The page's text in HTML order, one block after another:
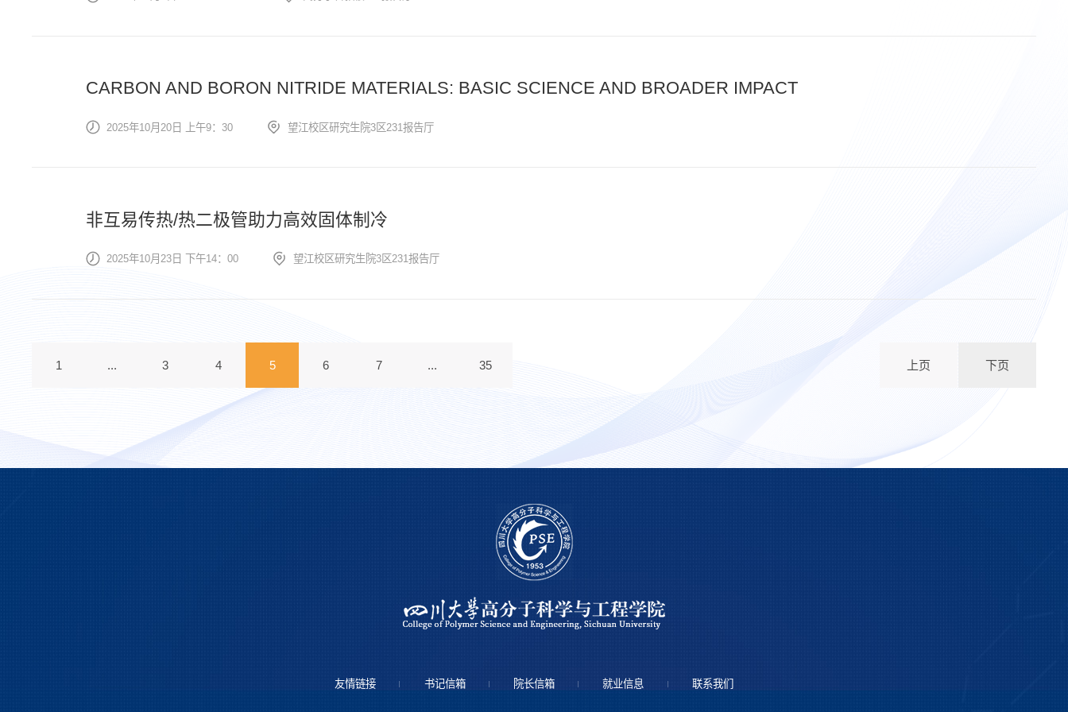
CARBON AND BORON NITRIDE MATERIALS: BASIC SCIENCE AND BROADER IMPACT
2025年10月20日 上午9：30 望江校区研究生院3区231报告厅
非互易传热/热二极管助力高效固体制冷
2025年10月23日 下午14：00 望江校区研究生院3区231报告厅
1 ... 3 4 5 6 7 ... 35 上页 下页
友情链接 书记信箱 院长信箱 就业信息 联系我们